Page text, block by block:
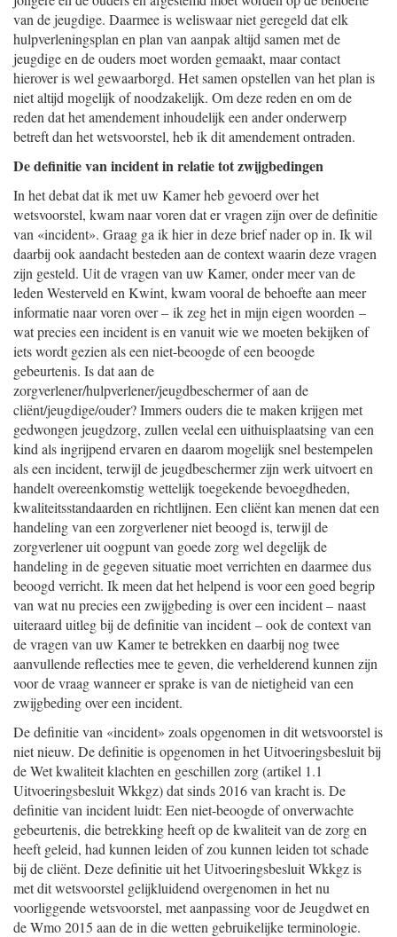
van de jeugdige. Daarmee is weliswaar niet geregeld dat elk
hulpverleningsplan en plan van aanpak altijd samen met de
jeugdige en de ouders moet worden gemaakt, maar contact
hierover is wel gewaarborgd. Het samen opstellen van het plan is
niet altijd mogelijk of noodzakelijk. Om deze reden en om de
reden dat het amendement inhoudelijk een ander onderwerp
betreft dan het wetsvoorstel, heb ik dit amendement ontraden.
De definitie van incident in relatie tot zwijgbedingen
In het debat dat ik met uw Kamer heb gevoerd over het
wetsvoorstel, kwam naar voren dat er vragen zijn over de definitie
van «incident». Graag ga ik hier in deze brief nader op in. Ik wil
daarbij ook aandacht besteden aan de context waarin deze vragen
zijn gesteld. Uit de vragen van uw Kamer, onder meer van de
leden Westerveld en Kwint, kwam vooral de behoefte aan meer
informatie naar voren over – ik zeg het in mijn eigen woorden –
wat precies een incident is en vanuit wie we moeten bekijken of
iets wordt gezien als een niet-beoogde of een beoogde
gebeurtenis. Is dat aan de
zorgverlener/hulpverlener/jeugdbeschermer of aan de
cliënt/jeugdige/ouder? Immers ouders die te maken krijgen met
gedwongen jeugdzorg, zullen veelal een uithuisplaatsing van een
kind als ingrijpend ervaren en daarom mogelijk snel bestempelen
als een incident, terwijl de jeugdbeschermer zijn werk uitvoert en
handelt overeenkomstig wettelijk toegekende bevoegdheden,
kwaliteitsstandaarden en richtlijnen. Een cliënt kan menen dat een
handeling van een zorgverlener niet beoogd is, terwijl de
zorgverlener uit oogpunt van goede zorg wel degelijk de
handeling in de gegeven situatie moet verrichten en daarmee dus
beoogd verricht. Ik meen dat het helpend is voor een goed begrip
van wat nu precies een zwijgbeding is over een incident – naast
uiteraard uitleg bij de definitie van incident – ook de context van
de vragen van uw Kamer te betrekken en daarbij nog twee
aanvullende reflecties mee te geven, die verhelderend kunnen zijn
voor de vraag wanneer er sprake is van de nietigheid van een
zwijgbeding over een incident.
De definitie van «incident» zoals opgenomen in dit wetsvoorstel is
niet nieuw. De definitie is opgenomen in het Uitvoeringsbesluit bij
de Wet kwaliteit klachten en geschillen zorg (artikel 1.1
Uitvoeringsbesluit Wkkgz) dat sinds 2016 van kracht is. De
definitie van incident luidt: Een niet-beoogde of onverwachte
gebeurtenis, die betrekking heeft op de kwaliteit van de zorg en
heeft geleid, had kunnen leiden of zou kunnen leiden tot schade
bij de cliënt. Deze definitie uit het Uitvoeringsbesluit Wkkgz is
met dit wetsvoorstel gelijkluidend overgenomen in het nu
voorliggende wetsvoorstel, met aanpassing voor de Jeugdwet en
de Wmo 2015 aan de in die wetten gebruikelijke terminologie.